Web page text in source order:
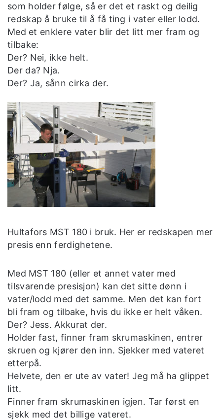
som holder følge, så er det et raskt og deilig
redskap å bruke til å få ting i vater eller lodd.
Med et enklere vater blir det litt mer fram og
tilbake:
Der? Nei, ikke helt.
Der da? Nja.
Der? Ja, sånn cirka der.
Hultafors MST 180 i bruk. Her er redskapen mer
presis enn ferdighetene.
Med MST 180 (eller et annet vater med
tilsvarende presisjon) kan det sitte dønn i
vater/lodd med det samme. Men det kan fort
bli fram og tilbake, hvis du ikke er helt våken.
Der? Jess. Akkurat der.
Holder fast, finner fram skrumaskinen, entrer
skruen og kjører den inn. Sjekker med vateret
etterpå.
Helvete, den er ute av vater! Jeg må ha glippet
litt.
Finner fram skrumaskinen igjen. Tar først en
sjekk med det billige vateret.